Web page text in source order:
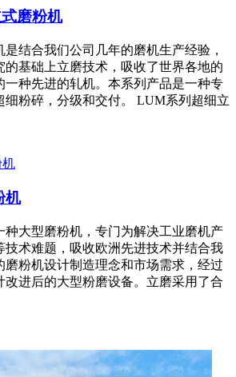
磨粉机
是结合我们公司几年的磨机生产经验，
的基础上立磨技术，吸收了世界各地的
一种先进的轧机。本系列产品是一种专
细粉碎，分级和交付。 LUM系列超细立
机
种大型磨粉机，专门为解决工业磨机产
技术难题，吸收欧洲先进技术并结合我
磨粉机设计制造理念和市场需求，经过
改进后的大型粉磨设备。立磨采用了合